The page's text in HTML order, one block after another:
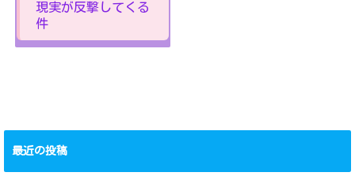
現実が反撃してくる
件
最近の投稿